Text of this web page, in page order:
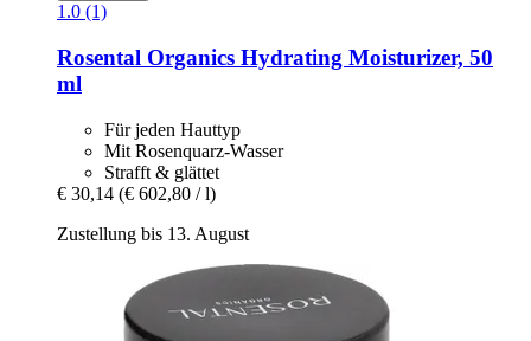
1.0 (1)
Rosental Organics Hydrating Moisturizer, 50
ml
Für jeden Hauttyp
Mit Rosenquarz-Wasser
Strafft & glättet
€ 30,14 (€ 602,80 / l)
Zustellung bis 13. August